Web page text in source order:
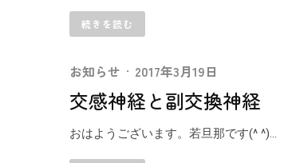
続きを読む
お知らせ · 2017年3月19日
交感神経と副交換神経
おはようございます。若旦那です(^ ^)...